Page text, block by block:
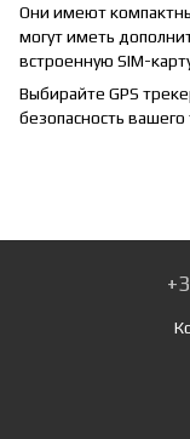
Они имеют
могут иметь
встроенную SIM-
Выбирайте GPS
безопасность